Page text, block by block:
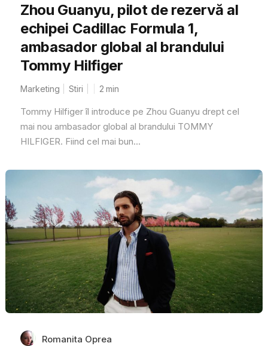
Zhou Guanyu, pilot de rezervă al
echipei Cadillac Formula 1,
ambasador global al brandului
Tommy Hilfiger
Marketing Stiri 2 min
Tommy Hilfiger îl introduce pe Zhou Guanyu drept cel
mai nou ambasador global al brandului TOMMY
HILFIGER. Fiind cel mai bun...
Romanita Oprea